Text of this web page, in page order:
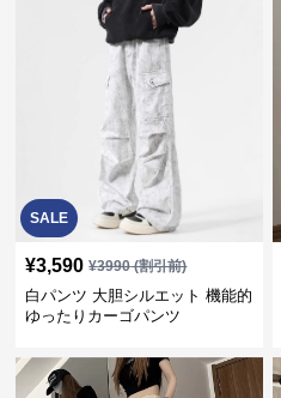
SALE
¥3,590 ¥3990(割引前)
白パンツ 大胆シルエット 機能的
ゆったりカーゴパンツ